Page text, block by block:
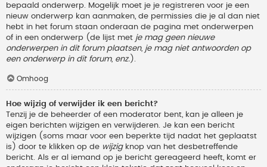
bepaald onderwerp. Mogelijk moet je je registreren voor je een
nieuw onderwerp kan aanmaken, de permissies die je al dan niet
hebt in het forum staan onderaan de pagina met onderwerpen
of in een onderwerp (de lijst met je mag geen nieuwe
onderwerpen in dit forum plaatsen, je mag niet antwoorden op
een onderwerp in dit forum, enz. ).
Omhoog
Hoe wijzig of verwijder ik een bericht?
Tenzij je de beheerder of een moderator bent, kan je alleen je
eigen berichten wijzigen en verwijderen. Je kan een bericht
wijzigen (soms maar voor een beperkte tijd nadat het geplaatst
is) door te klikken op de wijzigknop van het desbetreffende
bericht. Als er al iemand op je bericht gereageerd heeft, komt er